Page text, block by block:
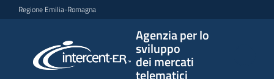
Vai al contenuto
Vai alla navigazione
Vai al footer
Regione Emilia-Romagna
Agenzia per lo
sviluppo
dei mercati
telematici
per lo
sviluppo